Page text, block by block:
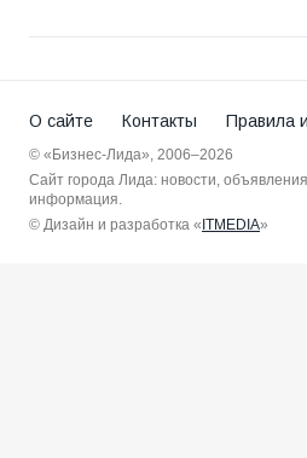
О сайте Контакты Правила
© «Бизнес-Лида», 2006–2026
Сайт города Лида: новости,
информация.
© Дизайн и разработка « ITMEDIA»